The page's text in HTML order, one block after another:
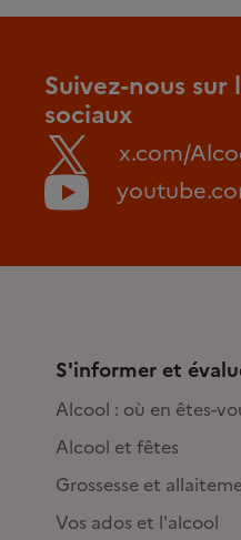
Suivez-nous sur
sociaux
x.com/
S'informer et
Alcool : où en êtes-
Alcool et fêtes
Grossesse et
Vos ados et l'alcool